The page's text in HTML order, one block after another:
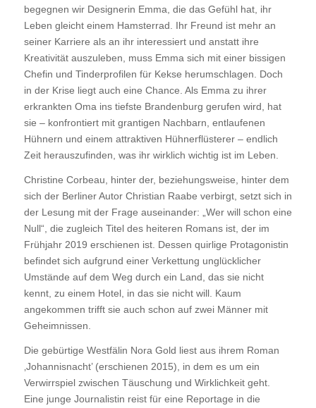
begegnen wir Designerin Emma, die das Gefühl hat, ihr
Leben gleicht einem Hamsterrad. Ihr Freund ist mehr an
seiner Karriere als an ihr interessiert und anstatt ihre
Kreativität auszuleben, muss Emma sich mit einer bissigen
Chefin und Tinderprofilen für Kekse herumschlagen. Doch
in der Krise liegt auch eine Chance. Als Emma zu ihrer
erkrankten Oma ins tiefste Brandenburg gerufen wird, hat
sie – konfrontiert mit grantigen Nachbarn, entlaufenen
Hühnern und einem attraktiven Hühnerflüsterer – endlich
Zeit herauszufinden, was ihr wirklich wichtig ist im Leben.
Christine Corbeau, hinter der, beziehungsweise, hinter dem
sich der Berliner Autor Christian Raabe verbirgt, setzt sich in
der Lesung mit der Frage auseinander: „Wer will schon eine
Null“, die zugleich Titel des heiteren Romans ist, der im
Frühjahr 2019 erschienen ist. Dessen quirlige Protagonistin
befindet sich aufgrund einer Verkettung unglücklicher
Umstände auf dem Weg durch ein Land, das sie nicht
kennt, zu einem Hotel, in das sie nicht will. Kaum
angekommen trifft sie auch schon auf zwei Männer mit
Geheimnissen.
Die gebürtige Westfälin Nora Gold liest aus ihrem Roman
‚Johannisnacht’ (erschienen 2015), in dem es um ein
Verwirrspiel zwischen Täuschung und Wirklichkeit geht.
Eine junge Journalistin reist für eine Reportage in die